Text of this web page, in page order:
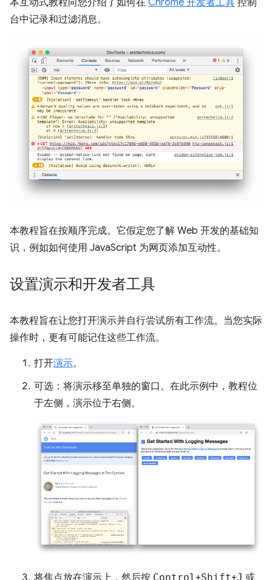
本互动式教程向您介绍了如何在 Chrome 开发者工具 控制
台中记录和过滤消息。
本教程旨在按顺序完成。它假定您了解 Web 开发的基础知
识，例如如何使用 JavaScript 为网页添加互动性。
设置演示和开发者工具
本教程旨在让您打开演示并自行尝试所有工作流。当您实际
操作时，更有可能记住这些工作流。
打开演示。
可选：将演示移至单独的窗口。在此示例中，教程位
于左侧，演示位于右侧。
Control Shift J